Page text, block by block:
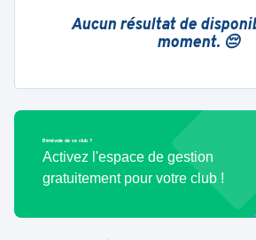
Aucun résultat de
moment. 😔
Bénévole de ce club ?
Activez l'espace de gestion
gratuitement pour votre club !